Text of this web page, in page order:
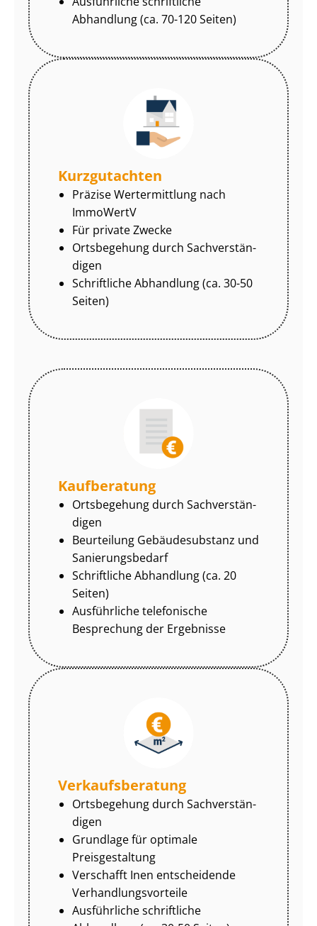
Abhandlung (ca. 70-120 Seiten)
Kurzgutachten
Präzise Wertermittlung nach
ImmoWertV
Für private Zwecke
Ortsbegehung durch Sach­ver­stän­
di­gen
Schriftliche Abhandlung (ca. 30-50
Seiten)
Kaufberatung
Ortsbegehung durch Sach­ver­stän­
di­gen
Beurteilung Gebäudesubstanz und
Sa­nie­rungs­be­darf
Schriftliche Abhandlung (ca. 20
Seiten)
Ausführliche telefonische
Besprechung der Ergebnisse
Ver­kaufs­be­ra­tung
Ortsbegehung durch Sach­ver­stän­
di­gen
Grundlage für optimale
Preisgestaltung
Verschafft Inen entscheidende
Ver­hand­lungs­vor­tei­le
Ausführliche schriftliche